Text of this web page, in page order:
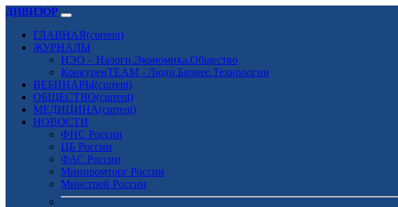
ДИВИЗОР
ГЛАВНАЯ(current)
ЖУРНАЛЫ
НЭО – Налоги.Экономика.Общество
КонкуренTEAM - Люди.Бизнес.Технологии
ВЕБИНАРЫ(current)
ОБЩЕСТВО(current)
МЕДИЦИНА(current)
НОВОСТИ
ФНС России
ЦБ России
ФАС России
Минпромторг России
Минстрой России